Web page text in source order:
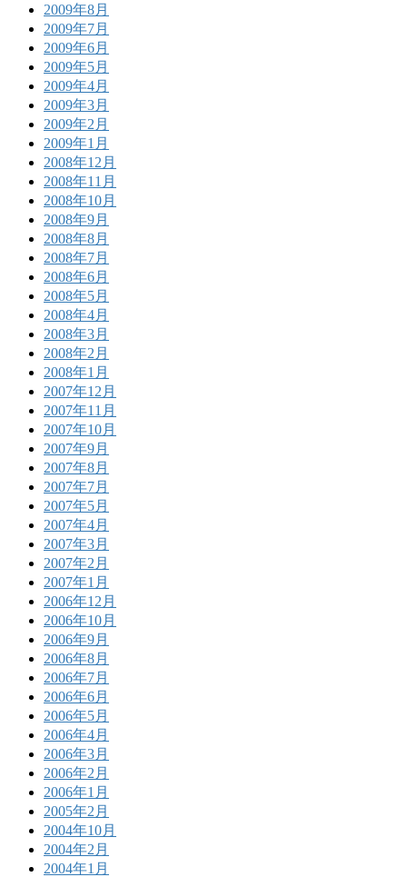
2009年8月
2009年7月
2009年6月
2009年5月
2009年4月
2009年3月
2009年2月
2009年1月
2008年12月
2008年11月
2008年10月
2008年9月
2008年8月
2008年7月
2008年6月
2008年5月
2008年4月
2008年3月
2008年2月
2008年1月
2007年12月
2007年11月
2007年10月
2007年9月
2007年8月
2007年7月
2007年5月
2007年4月
2007年3月
2007年2月
2007年1月
2006年12月
2006年10月
2006年9月
2006年8月
2006年7月
2006年6月
2006年5月
2006年4月
2006年3月
2006年2月
2006年1月
2005年2月
2004年10月
2004年2月
2004年1月